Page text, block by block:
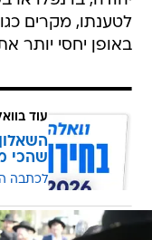
לטענתו, מקרים
באופן יחסי יותר
עוד
שהכי
לכתבה